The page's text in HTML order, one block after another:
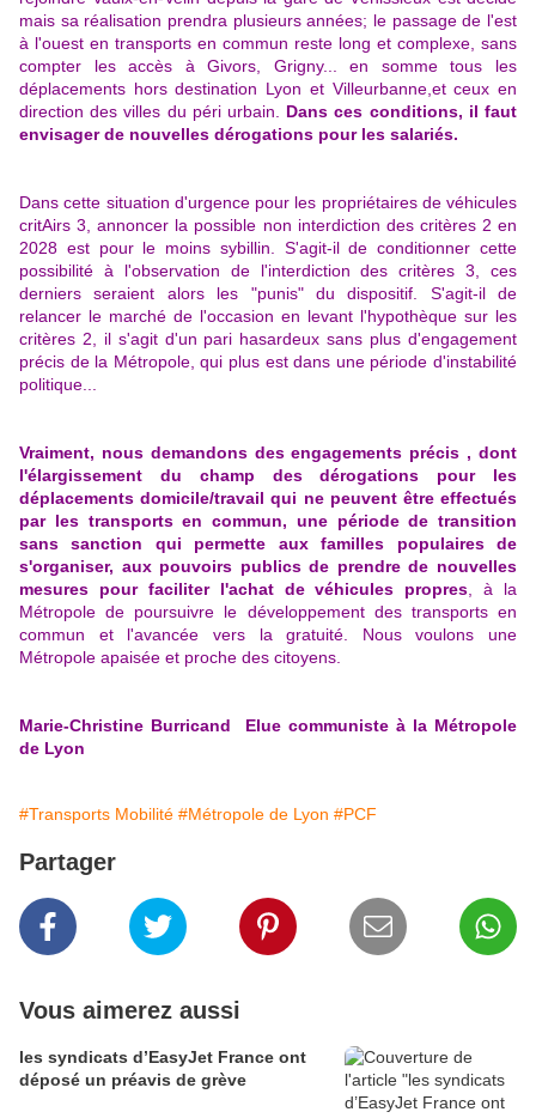
mais sa réalisation prendra plusieurs années; le passage de l'est
à l'ouest en transports en commun reste long et complexe, sans
compter les accès à Givors, Grigny... en somme tous les
déplacements hors destination Lyon et Villeurbanne,et ceux en
direction des villes du péri urbain. Dans ces conditions, il faut
envisager de nouvelles dérogations pour les salariés.
Dans cette situation d'urgence pour les propriétaires de véhicules
critAirs 3, annoncer la possible non interdiction des critères 2 en
2028 est pour le moins sybillin. S'agit-il de conditionner cette
possibilité à l'observation de l'interdiction des critères 3, ces
derniers seraient alors les "punis" du dispositif. S'agit-il de
relancer le marché de l'occasion en levant l'hypothèque sur les
critères 2, il s'agit d'un pari hasardeux sans plus d'engagement
précis de la Métropole, qui plus est dans une période d'instabilité
politique...
Vraiment, nous demandons des engagements précis , dont
l'élargissement du champ des dérogations pour les
déplacements domicile/travail qui ne peuvent être effectués
par les transports en commun, une période de transition
sans sanction qui permette aux familles populaires de
s'organiser, aux pouvoirs publics de prendre de nouvelles
mesures pour faciliter l'achat de véhicules propres , à la
Métropole de poursuivre le développement des transports en
commun et l'avancée vers la gratuité. Nous voulons une
Métropole apaisée et proche des citoyens.
Marie-Christine Burricand Elue communiste à la Métropole
de Lyon
#Transports Mobilité #Métropole de Lyon #PCF
Partager
Vous aimerez aussi
les syndicats d’EasyJet France ont
déposé un préavis de grève